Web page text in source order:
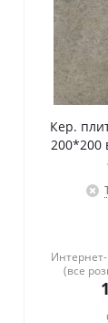
Кер.
200*200
(все